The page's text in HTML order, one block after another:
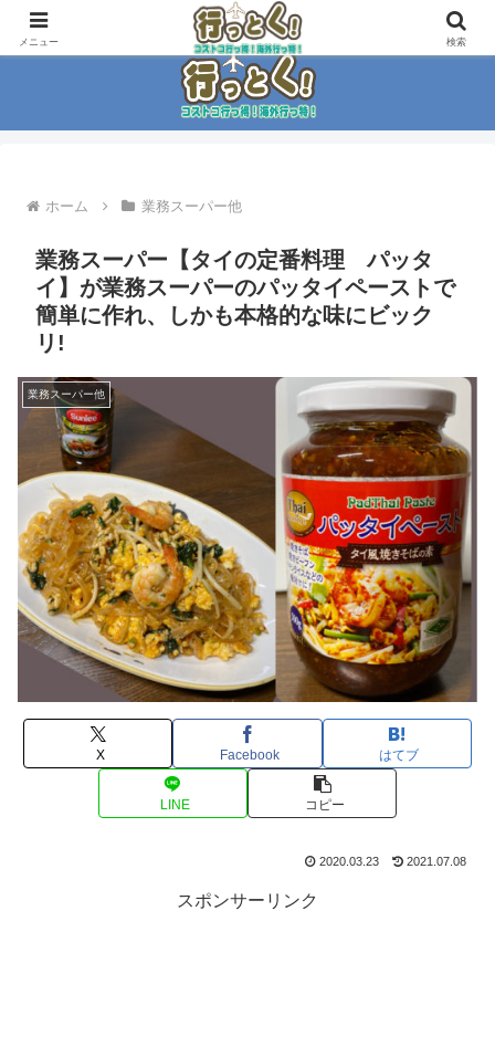
コストコ大好き家族がイチ押商品紹介！！
ホーム 業務スーパー他
業務スーパー【タイの定番料理 パッタ
イ】が業務スーパーのパッタイペーストで
簡単に作れ、しかも本格的な味にビック
リ!
業務スーパー他
X Facebook はてブ
LINE コピー
2020.03.23 2021.07.08
スポンサーリンク
メニュー 検索